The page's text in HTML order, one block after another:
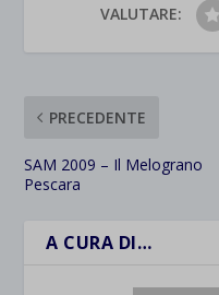
VALUTARE:
PRECEDENTE
SAM 2009 – Il Melograno
Pescara
A CURA DI…